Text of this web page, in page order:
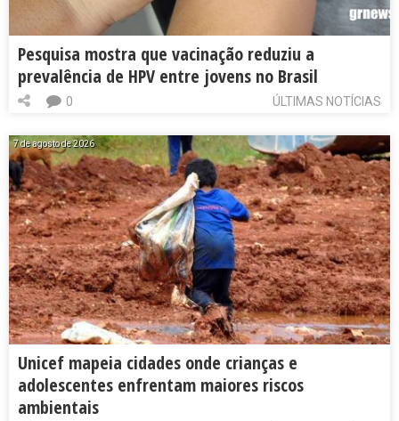
Pesquisa mostra que vacinação reduziu a
prevalência de HPV entre jovens no Brasil
ÚLTIMAS NOTÍCIAS
0
7 de agosto de 2026
Unicef mapeia cidades onde crianças e
adolescentes enfrentam maiores riscos
ambientais